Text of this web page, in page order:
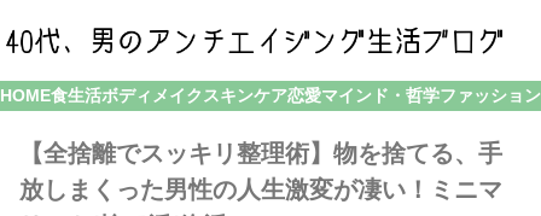
HOME食生活ボディメイク スキンケア恋愛マインド・哲学ファッション
【全捨離でスッキリ整理術】物を捨てる、手
放しまくった男性の人生激変が凄い！ミニマ